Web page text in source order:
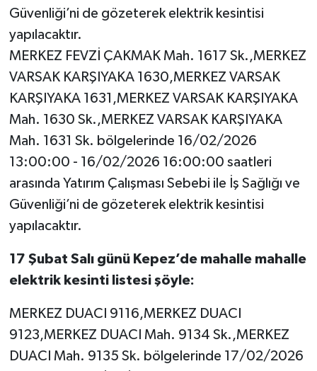
Güvenliği’ni de gözeterek elektrik kesintisi
yapılacaktır.
MERKEZ FEVZİ ÇAKMAK Mah. 1617 Sk.,MERKEZ
VARSAK KARŞIYAKA 1630,MERKEZ VARSAK
KARŞIYAKA 1631,MERKEZ VARSAK KARŞIYAKA
Mah. 1630 Sk.,MERKEZ VARSAK KARŞIYAKA
Mah. 1631 Sk. bölgelerinde 16/02/2026
13:00:00 - 16/02/2026 16:00:00 saatleri
arasında Yatırım Çalışması Sebebi ile İş Sağlığı ve
Güvenliği’ni de gözeterek elektrik kesintisi
yapılacaktır.
17 Şubat Salı günü Kepez’de mahalle mahalle
elektrik kesinti listesi şöyle:
MERKEZ DUACI 9116,MERKEZ DUACI
9123,MERKEZ DUACI Mah. 9134 Sk.,MERKEZ
DUACI Mah. 9135 Sk. bölgelerinde 17/02/2026